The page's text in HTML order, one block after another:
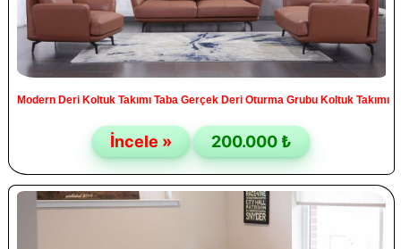
Modern Deri Koltuk Takımı Taba Gerçek Deri Oturma Grubu Koltuk Takımı
İncele » 200.000 ₺